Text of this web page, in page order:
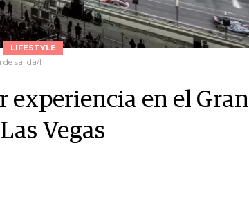
LIFESTYLE
salida/l
experiencia en el Gran
Vegas